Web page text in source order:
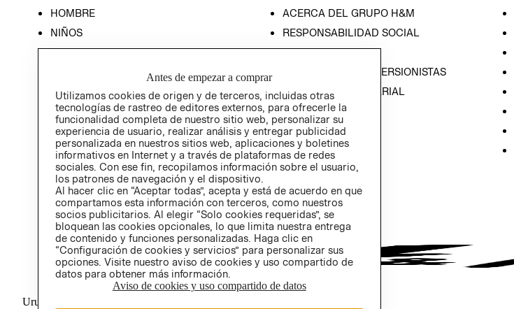
HOMBRE
NIÑOS
HOME
ACERCA DEL GRUPO H&M
RESPONSABILIDAD SOCIAL
PRENSA
RELACIÓN CON INVERSIONISTAS
POLÍTICA EMPRESARIAL
Uruguay ($U)
Antes de empezar a comprar
Utilizamos cookies de origen y de terceros, incluidas otras
tecnologías de rastreo de editores externos, para ofrecerle la
funcionalidad completa de nuestro sitio web, personalizar su
experiencia de usuario, realizar análisis y entregar publicidad
personalizada en nuestros sitios web, aplicaciones y boletines
informativos en Internet y a través de plataformas de redes
sociales. Con ese fin, recopilamos información sobre el usuario,
los patrones de navegación y el dispositivo.
Al hacer clic en “Aceptar todas”, acepta y está de acuerdo en que
compartamos esta información con terceros, como nuestros
socios publicitarios. Al elegir “Solo cookies requeridas”, se
bloquean las cookies opcionales, lo que limita nuestra entrega
de contenido y funciones personalizadas. Haga clic en
“Configuración de cookies y servicios” para personalizar sus
opciones. Visite nuestro aviso de cookies y uso compartido de
datos para obtener más información.
Aviso de cookies y uso compartido de datos